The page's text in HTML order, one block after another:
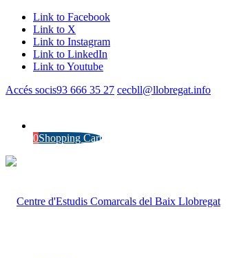
Link to Facebook
Link to X
Link to Instagram
Link to LinkedIn
Link to Youtube
Accés socis93 666 35 27 cecbll@llobregat.info
0Shopping Cart